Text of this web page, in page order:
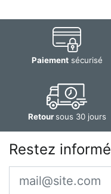
Paiementsécurisé
Retoursous 30 jours
Restez informé
Email